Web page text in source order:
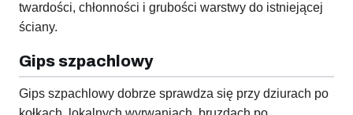
twardości, chłonności i grubości warstwy do istniejącej
ściany.
Gips szpachlowy
Gips szpachlowy dobrze sprawdza się przy dziurach po